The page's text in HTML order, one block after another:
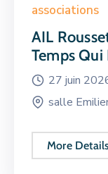
associations
AIL
Temps Qui
27 juin
salle
More